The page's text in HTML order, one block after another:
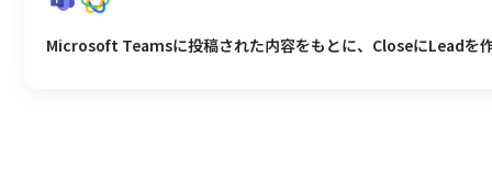
Microsoft Teamsに投稿された内容をもとに、CloseにLeadを